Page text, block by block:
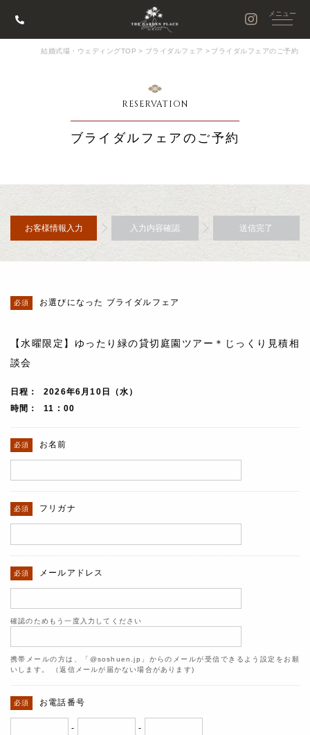
結婚式場・ウェディングTOP > ブライダルフェア > ブライダルフェアのご予約
RESERVATION
ブライダルフェアのご予約
お客様情報入力 入力内容確認 送信完了
お選びになった ブライダルフェア
【水曜限定】ゆったり緑の貸切庭園ツアー＊じっくり見積相
談会
日程
2026年6月10日（水）
時間
11 : 00
お名前
フリガナ
メールアドレス
確認のためもう一度入力してください
携帯メールの方は、「@soshuen.jp」からのメールが受信できるよう設定をお願
いします。 （返信メールが届かない場合があります)
お電話番号
- -